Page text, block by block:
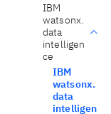
IBM
watsonx.
data
intelligen
ce
IBM
watsonx.
data
intelligen